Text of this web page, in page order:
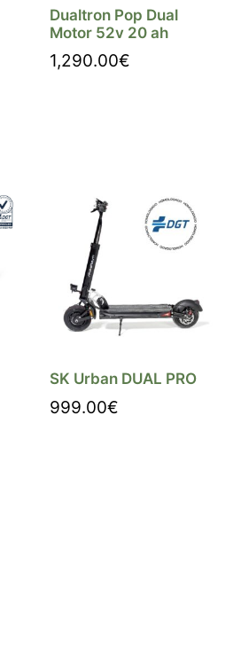
Dualtron Pop Dual
Motor 52v 20 ah
1,290.00€
SK Urban DUAL PRO
999.00€